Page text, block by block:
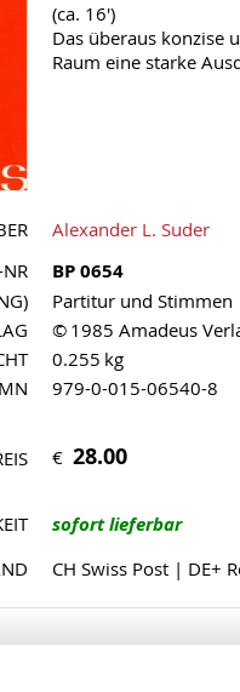
(ca. 16')
Das überaus konzise
Raum eine starke
Alexander L. Suder
BP 0654
Partitur und Stimmen
© 1985 Amadeus
0.255 kg
979-0-015-06540-8
€ 28.00
sofort lieferbar
CH Swiss Post | DE+